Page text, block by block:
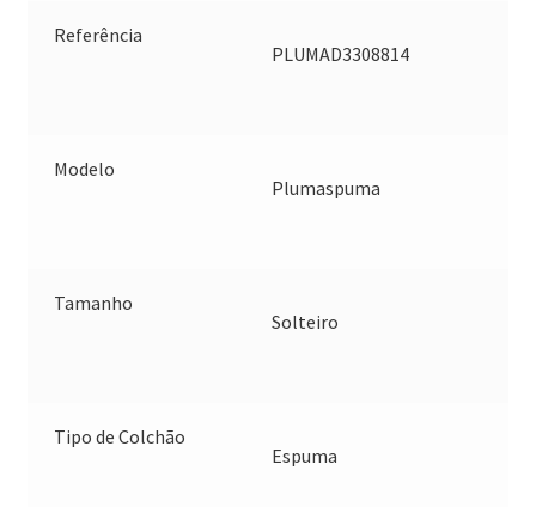
Referência
PLUMAD3308814
Modelo
Plumaspuma
Tamanho
Solteiro
Tipo de Colchão
Espuma